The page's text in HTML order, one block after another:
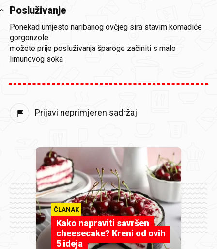
Posluživanje
Ponekad umjesto naribanog ovčjeg sira stavim komadiće
gorgonzole.
možete prije posluživanja šparoge začiniti s malo
limunovog soka
Prijavi neprimjeren sadržaj
ČLANAK
Kako napraviti savršen
cheesecake? Kreni od ovih
5 ideja